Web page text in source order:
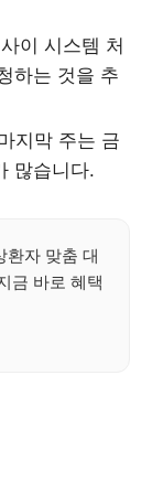
이 시스템 처
하는 것을 추
지막 주는 금
많습니다.
환자 맞춤 대
금 바로 혜택